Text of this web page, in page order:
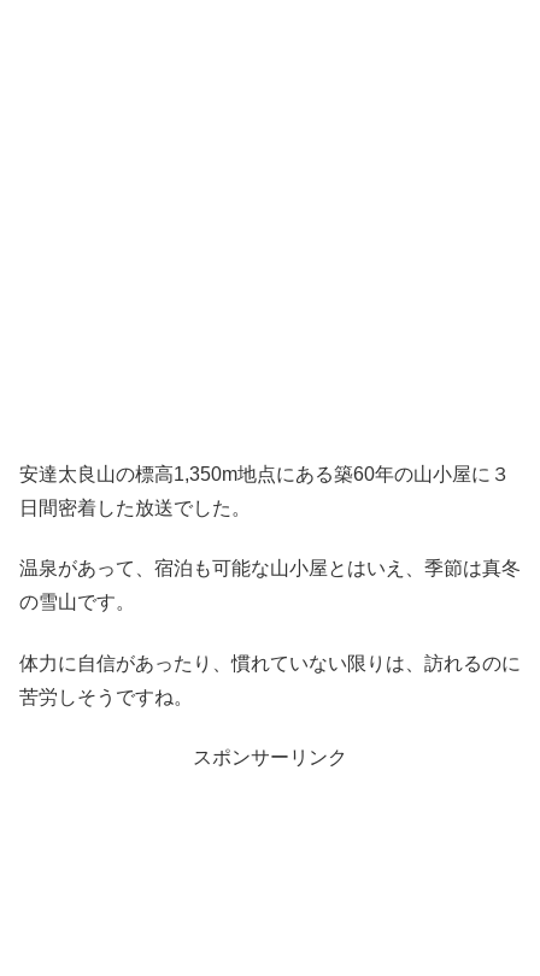
安達太良山の標高1,350m地点にある築60年の山小屋に３
日間密着した放送でした。
温泉があって、宿泊も可能な山小屋とはいえ、季節は真冬
の雪山です。
体力に自信があったり、慣れていない限りは、訪れるのに
苦労しそうですね。
スポンサーリンク